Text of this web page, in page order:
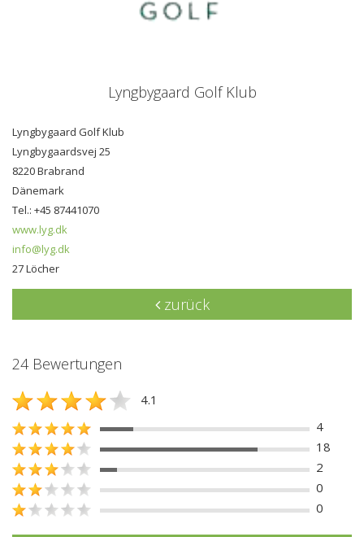
Lyngbygaard Golf Klub
Lyngbygaard Golf Klub
Lyngbygaardsvej 25
8220 Brabrand
Dänemark
Tel.: +45 87441070
www.lyg.dk
info@lyg.dk
27 Löcher
zurück
24 Bewertungen
4.1
4
18
2
0
0